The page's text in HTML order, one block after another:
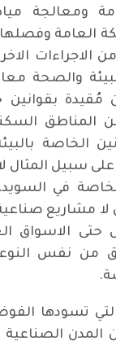
ومعالجة
العامة
الاجراءات
والصحة
مُقيدة بقوانين
المناطق
الخاصة
سبيل المثال
في
لا مشاريع
حتى الاسواق
من نفس
تسودها
المدن